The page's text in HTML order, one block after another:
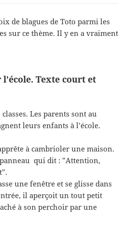
de blagues de Toto parmi les
sur ce thème. Il y en a vraiment
Texte court et
classes. Les parents sont au
leurs enfants à l’école.
à cambrioler une maison.
qui dit : ”Attention,
une fenêtre et se glisse dans
il aperçoit un tout petit
à son perchoir par une